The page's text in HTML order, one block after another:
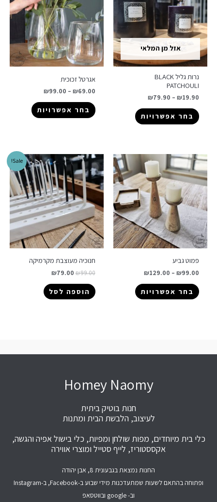
אזל מן המלאי
נרות גליל BLACK
PATCHOULI
₪19.90
–
₪79.90
בחר אפשרויות
אגרטל זכוכית
₪69.00
–
₪99.00
בחר אפשרויות
פמוט גביע
₪99.00
–
₪129.00
בחר אפשרויות
Sale!
חנוכיה מעוצבת מקרמיקה
₪99.00
₪79.00
הוספה לסל
Homey Naomy
חנות בוטיק ביתית
לעיצוב, הלבשת הבית ומתנות
כלי בית מיוחדים, מפות שולחן ומפיות, כלי בישול אפיה והגשה,
אקססטוריז, לייף סטייל ומוצרי אווירה
החנות נמצאת בגבעונית 8, אבן יהודה
ופתוחה בהתאם לשעות שמתעדכנות מידי שבוע ב-Facebook, ב-Instagram
וב- google ובווטסאפ